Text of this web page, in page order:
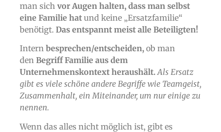
man sich vor Augen halten, dass man selbst
eine Familie hat und keine „Ersatzfamilie“
benötigt. Das entspannt meist alle Beteiligten!
Intern besprechen/entscheiden, ob man
den Begriff Familie aus dem
Unternehmenskontext heraushält.Als Ersatz
gibt es viele schöne andere Begriffe wie Teamgeist,
Zusammenhalt, ein Miteinander, um nur einige zu
nennen.
Wenn das alles nicht möglich ist, gibt es